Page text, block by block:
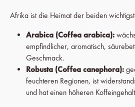
Afrika ist die Heimat der beiden
Arabica (Coffea arabica):
empfindlicher, aromatisch,
Geschmack.
Robusta (Coffea canephora):
feuchteren Regionen, ist
und hat einen höheren